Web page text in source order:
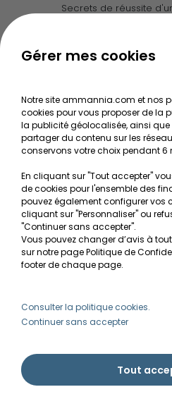
Secrets de réussite
Le journal
Recherche de
Mentions
Conditions
RGPD
MON
Créer un
Besoin
Gérer mes cookies
Notre site ammannia.com et nos
cookies pour vous proposer de la
la publicité géolocalisée, ainsi
partager du contenu sur les
conservons votre choix pendant 6
En cliquant sur "Tout accepter"
de cookies pour l'ensemble des
pouvez également configurer vos
cliquant sur "Personnaliser" ou
"Continuer sans accepter".
Vous pouvez changer d’avis à
sur notre page Politique de
footer de chaque page.
Consulter la politique cookies.
Continuer sans accepter
Tout